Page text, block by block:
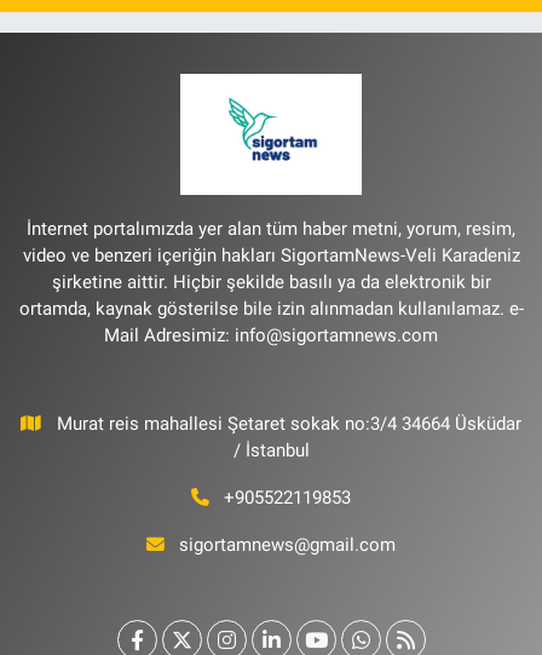
İnternet portalımızda yer alan tüm haber metni, yorum, resim,
video ve benzeri içeriğin hakları SigortamNews-Veli Karadeniz
şirketine aittir. Hiçbir şekilde basılı ya da elektronik bir
ortamda, kaynak gösterilse bile izin alınmadan kullanılamaz. e-
Mail Adresimiz: info@sigortamnews.com
Murat reis mahallesi Şetaret sokak no:3/4 34664 Üsküdar
/ İstanbul
+905522119853
sigortamnews@gmail.com